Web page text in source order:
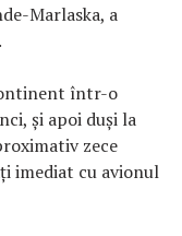
Marlaska, a
într-o
şi apoi duşi la
zece
imediat cu avionul